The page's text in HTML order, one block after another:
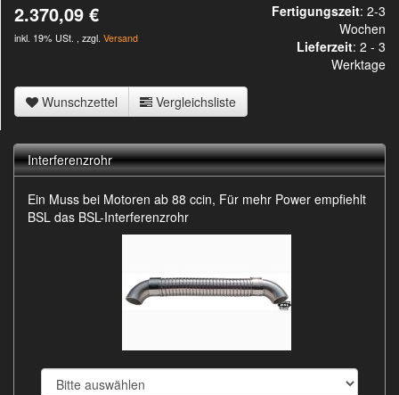
2.370,09 €
inkl. 19% USt. , zzgl. Versand
Fertigungszeit: 2-3
Wochen
Lieferzeit: 2 - 3
Werktage
Wunschzettel Vergleichsliste
Interferenzrohr
Ein Muss bei Motoren ab 88 ccin, Für mehr Power empfiehlt
BSL das BSL-Interferenzrohr